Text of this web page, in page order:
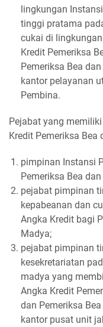
lingkungan
tinggi pratama
cukai di
Kredit Pemeriksa
Pemeriksa Bea
kantor pelayanan
Pembina.
Pejabat yang
Kredit Pemeriksa Bea
pimpinan Instansi
Pemeriksa Bea
pejabat pimpinan
kepabeanan dan
Angka Kredit bagi
Madya;
pejabat pimpinan
kesekretariatan
madya yang
Angka Kredit
dan Pemeriksa
kantor pusat unit